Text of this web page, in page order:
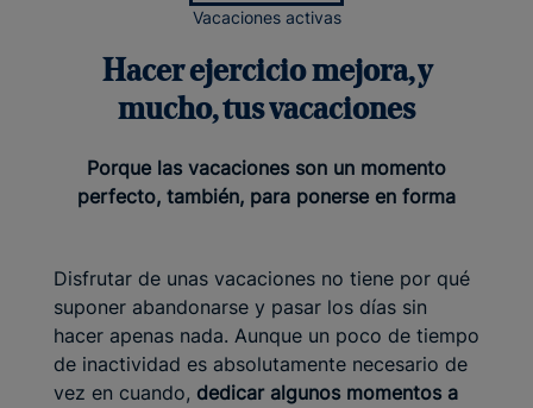
Vacaciones activas
Hacer ejercicio mejora, y
mucho, tus vacaciones
Porque las vacaciones son un momento
perfecto, también, para ponerse en forma
Disfrutar de unas vacaciones no tiene por qué
suponer abandonarse y pasar los días sin
hacer apenas nada. Aunque un poco de tiempo
de inactividad es absolutamente necesario de
vez en cuando, dedicar algunos momentos a